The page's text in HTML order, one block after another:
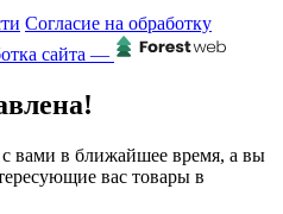
Согласие на обработку
сайта —
вами в ближайшее время, а вы
вас товары в